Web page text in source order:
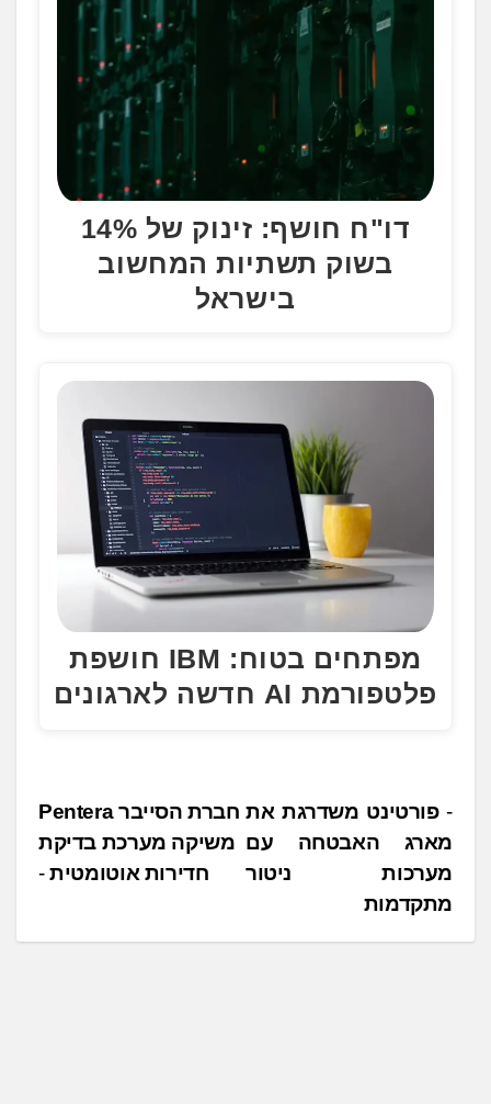
דו"ח חושף: זינוק של 14%
בשוק תשתיות המחשוב
בישראל
מפתחים בטוח: IBM חושפת
פלטפורמת AI חדשה לארגונים
נ
י
ו
חברת הסייבר Pentera
משיקה מערכת בדיקת
חדירות אוטומטית
פורטינט משדרגת את
מארג האבטחה עם
מערכות ניטור
מתקדמות